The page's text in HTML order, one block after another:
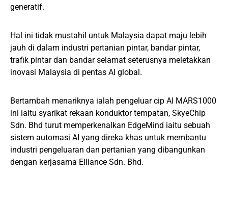
generatif.
Hal ini tidak mustahil untuk Malaysia dapat maju lebih
jauh di dalam industri pertanian pintar, bandar pintar,
trafik pintar dan bandar selamat seterusnya meletakkan
inovasi Malaysia di pentas AI global.
Bertambah menariknya ialah pengeluar cip AI MARS1000
ini iaitu syarikat rekaan konduktor tempatan, SkyeChip
Sdn. Bhd turut memperkenalkan EdgeMind iaitu sebuah
sistem automasi AI yang direka khas untuk membantu
industri pengeluaran dan pertanian yang dibangunkan
dengan kerjasama Elliance Sdn. Bhd.